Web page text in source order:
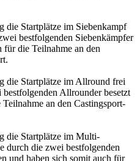
die Startplätze im Siebenkampf
bestfolgenden Siebenkämpfer
für die Teilnahme an den
die Startplätze im Allround frei
Allrounder besetzt
an den Castingsport-
die Startplätze im Multi-
durch die zwei bestfolgenden
und haben sich somit auch für